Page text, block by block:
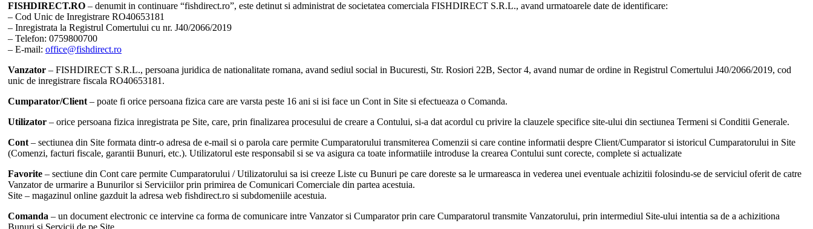
FISHDIRECT.RO – denumit in continuare “fishdirect.ro”, este detinut si administrat de societatea comerciala FISHDIRECT S.R.L., avand urmatoarele date de identificare:
– Cod Unic de Inregistrare RO40653181
– Inregistrata la Registrul Comertului cu nr. J40/2066/2019
– Telefon: 0759800700
– E-mail: office@fishdirect.ro
Vanzator – FISHDIRECT S.R.L., persoana juridica de nationalitate romana, avand sediul social in Bucuresti, Str. Rosiori 22B, Sector 4, avand numar de ordine in Registrul Comertului J40/2066/2019, cod
unic de inregistrare fiscala RO40653181.
Cumparator/Client – poate fi orice persoana fizica care are varsta peste 16 ani si isi face un Cont in Site si efectueaza o Comanda.
Utilizator – orice persoana fizica inregistrata pe Site, care, prin finalizarea procesului de creare a Contului, si-a dat acordul cu privire la clauzele specifice site-ului din sectiunea Termeni si Conditii Generale.
Cont – sectiunea din Site formata dintr-o adresa de e-mail si o parola care permite Cumparatorului transmiterea Comenzii si care contine informatii despre Client/Cumparator si istoricul Cumparatorului in Site
(Comenzi, facturi fiscale, garantii Bunuri, etc.). Utilizatorul este responsabil si se va asigura ca toate informatiile introduse la crearea Contului sunt corecte, complete si actualizate
Favorite – sectiune din Cont care permite Cumparatorului / Utilizatorului sa isi creeze Liste cu Bunuri pe care doreste sa le urmareasca in vederea unei eventuale achizitii folosindu-se de serviciul oferit de catre
Vanzator de urmarire a Bunurilor si Serviciilor prin primirea de Comunicari Comerciale din partea acestuia.
Site – magazinul online gazduit la adresa web fishdirect.ro si subdomeniile acestuia.
Comanda – un document electronic ce intervine ca forma de comunicare intre Vanzator si Cumparator prin care Cumparatorul transmite Vanzatorului, prin intermediul Site-ului intentia sa de a achizitiona
Bunuri si Servicii de pe Site.